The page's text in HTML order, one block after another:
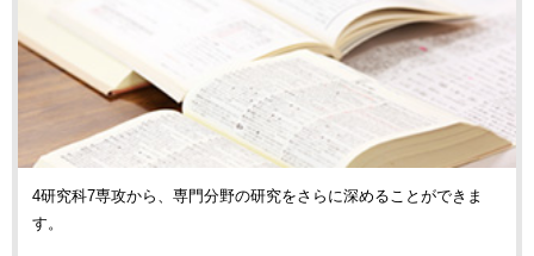
4研究科7専攻から、専門分野の研究をさらに深めることができま
す。